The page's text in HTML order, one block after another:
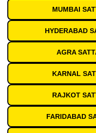
MUMBAI
HYDERABAD
AGRA
KARNAL
RAJKOT
FARIDABAD